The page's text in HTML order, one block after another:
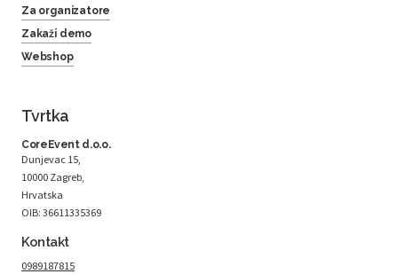
Za organizatore
Zakaži demo
Webshop
Tvrtka
CoreEvent d.o.o.
Dunjevac 15,
10000 Zagreb,
Hrvatska
OIB: 36611335369
Kontakt
0989187815